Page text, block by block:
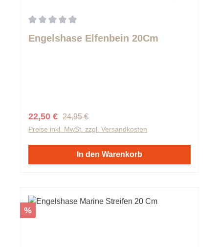
Engelshase Elfenbein 20Cm
Verkaufspreis:
22,50 € Regulärer Preis:
24,95 €
Preise inkl. MwSt. zzgl. Versandkosten
In den Warenkorb
Rabatt
%